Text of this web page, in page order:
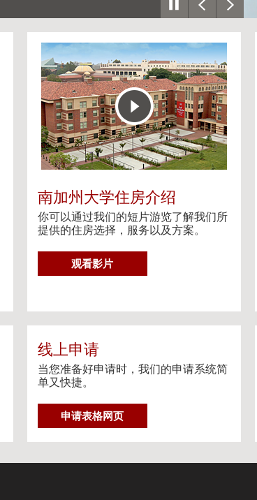
G
o
o
H
o
u
s
g
V
i
d
s
南加州大学住房介绍
你可以通过我们的短片游览了解我们所
提供的住房选择，服务以及方案。
G
O
U
S
I
N
G
V
I
D
观看影片
线上申请
当您准备好申请时，我们的申请系统简
单又快捷。
申请表格网页